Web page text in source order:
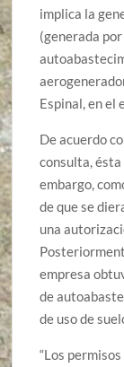
implica la
(generada
Espinal, en el
De acuerdo
consulta,
embargo,
de que se
una
empresa
de
de uso de
“Los